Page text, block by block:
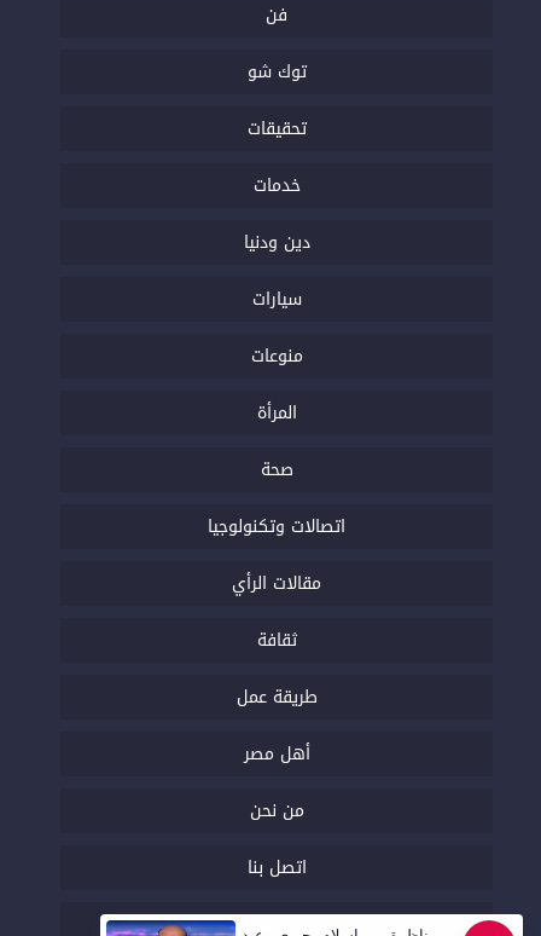
فن
توك شو
تحقيقات
خدمات
دين ودنيا
سيارات
منوعات
المرأة
صحة
اتصالات وتكنولوجيا
مقالات الرأي
ثقافة
طريقة عمل
أهل مصر
من نحن
اتصل بنا
السياسة التحريرية